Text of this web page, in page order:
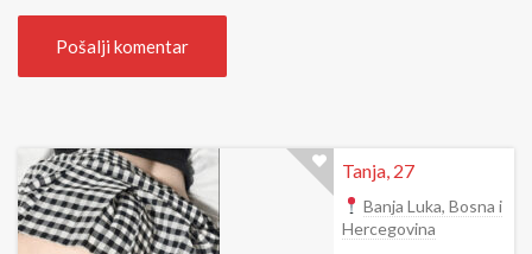
Tanja, 27
Banja Luka, Bosna i
Hercegovina